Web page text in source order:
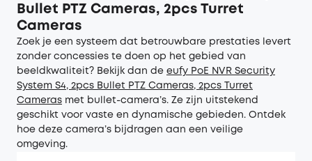
Bullet PTZ Cameras, 2pcs Turret
Cameras
Zoek je een systeem dat betrouwbare prestaties levert
zonder concessies te doen op het gebied van
beeldkwaliteit? Bekijk dan de eufy PoE NVR Security
System S4, 2pcs Bullet PTZ Cameras, 2pcs Turret
Cameras met bullet-camera’s. Ze zijn uitstekend
geschikt voor vaste en dynamische gebieden. Ontdek
hoe deze camera’s bijdragen aan een veilige
omgeving.